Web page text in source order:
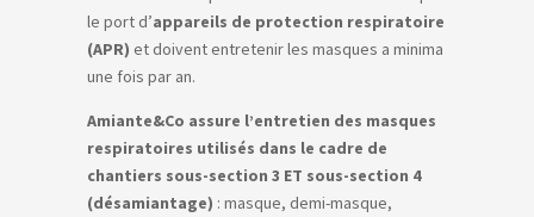
le port d’appareils de protection respiratoire
(APR) et doivent entretenir les masques a minima
une fois par an.
Amiante&Co assure l’entretien des masques
respiratoires utilisés dans le cadre de
chantiers sous-section 3 ET sous-section 4
(désamiantage) : masque, demi-masque,